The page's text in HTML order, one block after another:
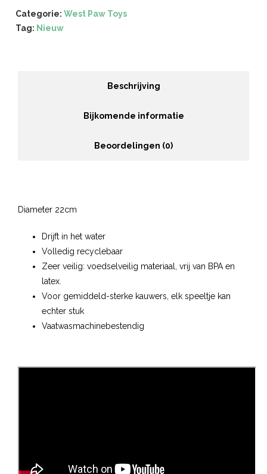
Categorie:West Paw Toys
Tag: Nieuw
Beschrijving
Bijkomende informatie
Beoordelingen (0)
Diameter 22cm
Drijft in het water
Volledig recyclebaar
Zeer veilig: voedselveilig materiaal, vrij van BPA en
latex.
Voor gemiddeld-sterke kauwers, elk speeltje kan
echter stuk
Vaatwasmachinebestendig